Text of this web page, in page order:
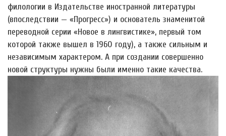
филологии в Издательстве иностранной литературы
(впоследствии — «Прогресс») и основатель знаменитой
переводной серии «Новое в лингвистике», первый том
которой также вышел в 1960 году), а также сильным и
независимым характером. А при создании совершенно
новой структуры нужны были именно такие качества.